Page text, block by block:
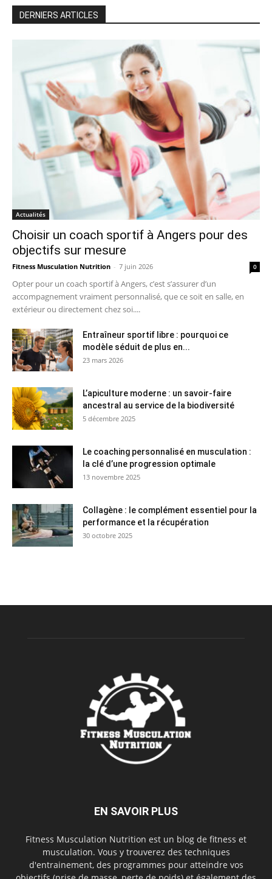
DERNIERS ARTICLES
Actualités
Choisir un coach sportif à Angers pour des
objectifs sur mesure
Fitness Musculation Nutrition - 7 juin 2026 0
Opter pour un coach sportif à Angers, c’est s’assurer d’un
accompagnement vraiment personnalisé, que ce soit en salle, en
extérieur ou directement chez soi....
Entraîneur sportif libre : pourquoi ce
modèle séduit de plus en...
23 mars 2026
L’apiculture moderne : un savoir-faire
ancestral au service de la biodiversité
5 décembre 2025
Le coaching personnalisé en musculation :
la clé d’une progression optimale
13 novembre 2025
Collagène : le complément essentiel pour la
performance et la récupération
30 octobre 2025
EN SAVOIR PLUS
Fitness Musculation Nutrition est un blog de fitness et
musculation. Vous y trouverez des techniques
d'entrainement, des programmes pour atteindre vos